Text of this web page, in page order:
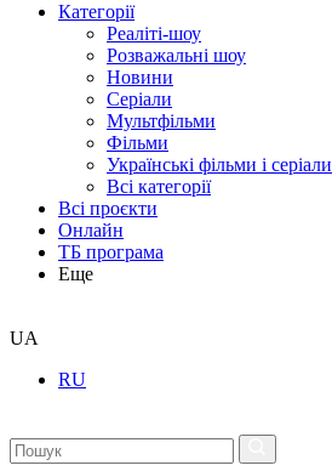
Категорії
Реаліті-шоу
Розважальні шоу
Новини
Серіали
Мультфільми
Фільми
Українські фільми і серіали
Всі категорії
Всі проєкти
Онлайн
ТБ програма
Еще
UA
RU